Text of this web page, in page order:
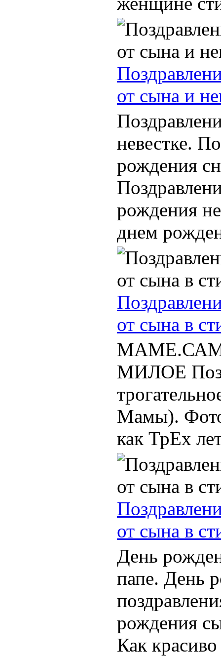
от сына и
невестке.
рождения
рождения
днем
от сына в
МИЛОЕ
Мамы).
как ТрЕх
от сына в
День
папе. День
рождения
Как